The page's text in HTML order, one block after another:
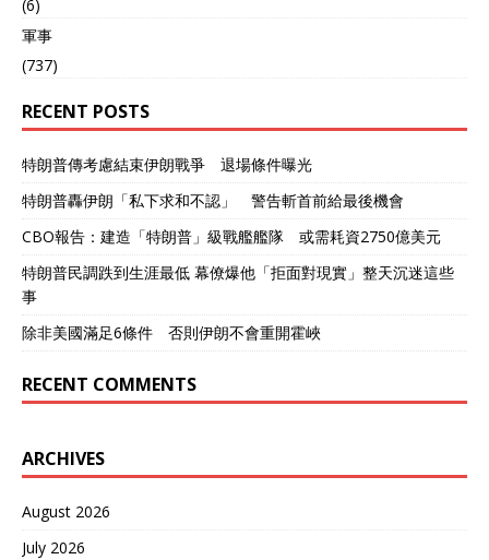
(6)
軍事
(737)
RECENT POSTS
特朗普傳考慮結束伊朗戰爭 退場條件曝光
特朗普轟伊朗「私下求和不認」 警告斬首前給最後機會
CBO報告：建造「特朗普」級戰艦艦隊 或需耗資2750億美元
特朗普民調跌到生涯最低 幕僚爆他「拒面對現實」整天沉迷這些
事
除非美國滿足6條件 否則伊朗不會重開霍峽
RECENT COMMENTS
ARCHIVES
August 2026
July 2026